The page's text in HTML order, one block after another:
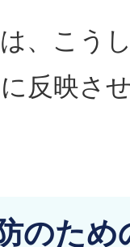
、こう
反映さ
のため